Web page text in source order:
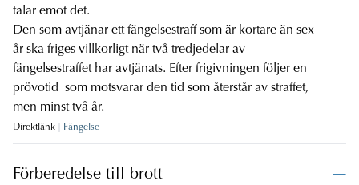
talar emot det.
Den som avtjänar ett fängelsestraff som är kortare än sex
år ska friges villkorligt när två tredjedelar av
fängelsestraffet har avtjänats. Efter frigivningen följer en
prövotid som motsvarar den tid som återstår av straffet,
men minst två år.
Direktlänk Fängelse
Förberedelse till brott